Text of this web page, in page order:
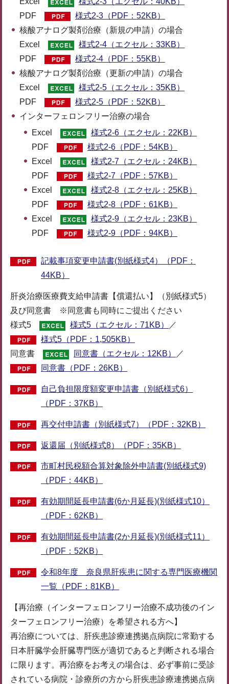
PDF
様式2-3（PDF：52KB）
核酸アナログ製剤治療（新規の申請）の場合
Excel
様式2-4（エクセル：33KB）
PDF
様式2-4（PDF：55KB）
核酸アナログ製剤治療（更新の申請）の場合
Excel
様式2-5（エクセル：35KB）
PDF
様式2-5（PDF：52KB）
インターフェロンフリー治療の場合
Excel
様式2-6（エクセル：22KB）
PDF
様式2-6（PDF：54KB）
Excel
様式2-7（エクセル：24KB）
PDF
様式2-7（PDF：57KB）
Excel
様式2-8（エクセル：25KB）
PDF
様式2-8（PDF：61KB）
Excel
様式2-9（エクセル：23KB）
PDF
様式2-9（PDF：94KB）
記載事項変更申請書(別紙様式4）（PDF：
44KB）
肝炎治療医療費支給申請書【償還払い】（別紙様式5）
及び同意書 ※同意書も同時にご提出ください
様式5
様式5（エクセル：71KB）
／
様式5（PDF：1,505KB）
同意書
同意書（エクセル：12KB）
／
同意書（PDF：26KB）
自己負担限度額変更申請書（別紙様式6）
（PDF：37KB）
再交付申請書（別紙様式7）（PDF：32KB）
返還届（別紙様式8）（PDF：35KB）
市町村民税額合算対象除外申請書(別紙様式9)
（PDF：44KB）
有効期間延長申請書(6か月延長)(別紙様式10）
（PDF：62KB）
有効期間延長申請書(2か月延長)(別紙様式11）
（PDF：52KB）
令和8年度 奈良県肝疾患に関する専門医療機関
一覧（PDF：81KB）
【再治療（インターフェロンフリー治療不成功後のイン
ターフェロンフリー治療）を希望される方へ】
再治療については、肝疾患診療連携拠点病院に常勤する
日本肝臓学会肝臓専門医が適切であると判断される場合
に限ります。再治療をお考えの場合は、必ず事前に受診
されている病院・診療所の方から肝疾患診療連携拠点病